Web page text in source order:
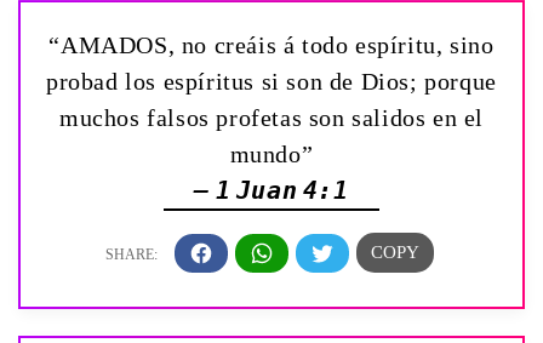
“AMADOS, no creáis á todo espíritu, sino
probad los espíritus si son de Dios; porque
muchos falsos profetas son salidos en el
mundo”
— 1 Juan 4:1